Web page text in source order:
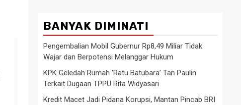
BANYAK DIMINATI
Pengembalian Mobil Gubernur Rp8,49 Miliar Tidak
Wajar dan Berpotensi Melanggar Hukum
KPK Geledah Rumah ‘Ratu Batubara’ Tan Paulin
Terkait Dugaan TPPU Rita Widyasari
Kredit Macet Jadi Pidana Korupsi, Mantan Pincab BRI